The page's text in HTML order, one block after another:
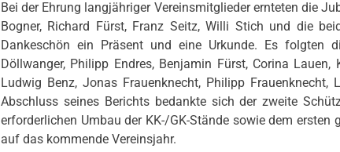
Bei der Ehrung langjähriger Vereinsmitglieder ernteten die
Bogner, Richard Fürst, Franz Seitz, Willi Stich und die
Dankeschön ein Präsent und eine Urkunde. Es folgten
Döllwanger, Philipp Endres, Benjamin Fürst, Corina
Ludwig Benz, Jonas Frauenknecht, Philipp
Abschluss seines Berichts bedankte sich der zweite
erforderlichen Umbau der KK-/GK-Stände sowie dem
auf das kommende Vereinsjahr.